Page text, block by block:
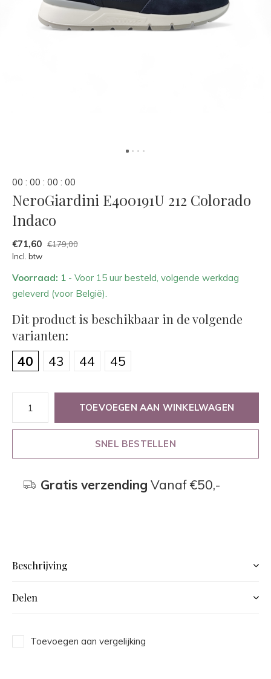
00 : 00 : 00 : 00
NeroGiardini E400191U 212 Colorado
Indaco
€71,60 €179,00
Incl. btw
Voorraad: 1 - Voor 15 uur besteld, volgende werkdag
geleverd (voor België).
Dit product is beschikbaar in de volgende
varianten:
40 43 44 45
TOEVOEGEN AAN WINKELWAGEN
SNEL BESTELLEN
Gratis verzending Vanaf €50,-
Beschrijving
Delen
Toevoegen aan vergelijking